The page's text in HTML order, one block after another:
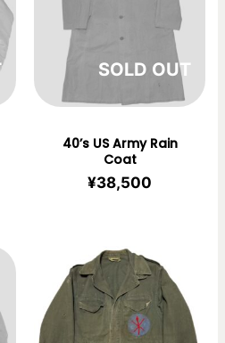
在庫切れ
40’s US Army Rain
Coat
¥38,500